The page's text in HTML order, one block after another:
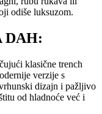
odiše luksuzom.
DAH:
klasične trench
verzije s
dizajn i pažljivo
od hladnoće već i